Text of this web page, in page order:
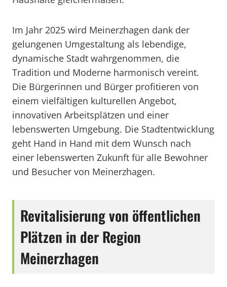
Im Jahr 2025 wird Meinerzhagen dank der
gelungenen Umgestaltung als lebendige,
dynamische Stadt wahrgenommen, die
Tradition und Moderne harmonisch vereint.
Die Bürgerinnen und Bürger profitieren von
einem vielfältigen kulturellen Angebot,
innovativen Arbeitsplätzen und einer
lebenswerten Umgebung. Die Stadtentwicklung
geht Hand in Hand mit dem Wunsch nach
einer lebenswerten Zukunft für alle Bewohner
und Besucher von Meinerzhagen.
Revitalisierung von öffentlichen
Plätzen in der Region
Meinerzhagen